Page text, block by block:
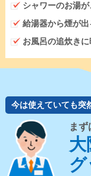
シャワーのお湯
給湯器から煙が
お風呂の追炊き
今は使えていても突
まず